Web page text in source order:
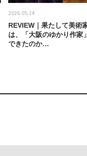
2026.05.14
REVIEW｜果たして美術
は、「大阪のゆかり作家
できたのか…